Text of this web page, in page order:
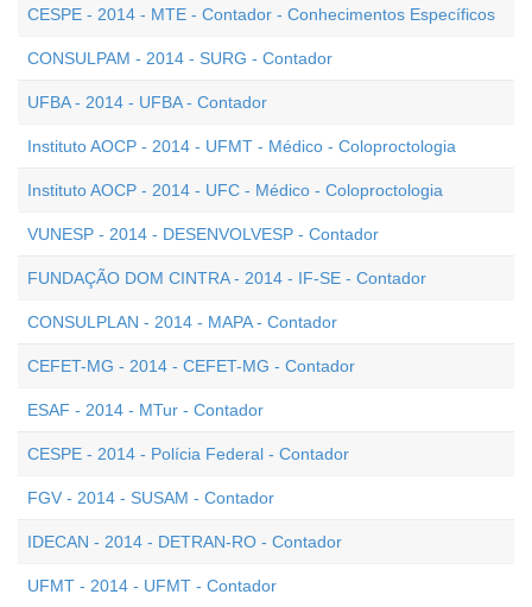
CESPE - 2014 - MTE - Contador - Conhecimentos Específicos
CONSULPAM - 2014 - SURG - Contador
UFBA - 2014 - UFBA - Contador
Instituto AOCP - 2014 - UFMT - Médico - Coloproctologia
Instituto AOCP - 2014 - UFC - Médico - Coloproctologia
VUNESP - 2014 - DESENVOLVESP - Contador
FUNDAÇÃO DOM CINTRA - 2014 - IF-SE - Contador
CONSULPLAN - 2014 - MAPA - Contador
CEFET-MG - 2014 - CEFET-MG - Contador
ESAF - 2014 - MTur - Contador
CESPE - 2014 - Polícia Federal - Contador
FGV - 2014 - SUSAM - Contador
IDECAN - 2014 - DETRAN-RO - Contador
UFMT - 2014 - UFMT - Contador